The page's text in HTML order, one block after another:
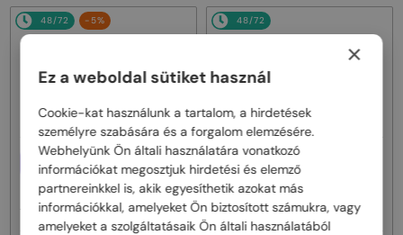
48/72 -5%
EGYFÓKUSZÚ LENCSÉVEL PLUSZ
25 000 FT
TIFFANY & CO.—Optikai keretek
TF2272U - 8420 - 52
48/72
TIFFANY & CO.—
Napszemüvegek
TF3114 - 600325 - 59
×
Ez a weboldal sütiket használ
Cookie-kat használunk a tartalom, a hirdetések
személyre szabására és a forgalom elemzésére.
Webhelyünk Ön általi használatára vonatkozó
információkat megosztjuk hirdetési és elemző
partnereinkkel is, akik egyesíthetik azokat más
információkkal, amelyeket Ön biztosított számukra, vagy
amelyeket a szolgáltatásaik Ön általi használatából